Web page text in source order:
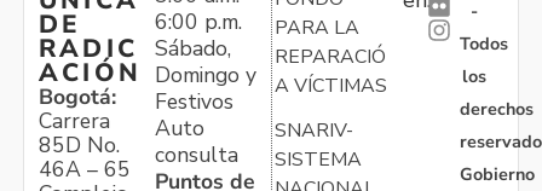
DE
RADIC
ACIÓN
Bogotá:
Carrera
85D No.
46A – 65
6:00 p.m.
Sábado,
Domingo y
Festivos
Auto
consulta
Puntos de
PARA LA
REPARACIÓN
A VÍCTIMAS
SNARIV-
SISTEMA
-
Todos
los
derechos
Gobierno